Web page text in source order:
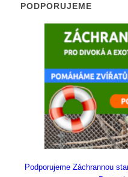
PODPORUJEME
Podporujeme Záchrannou